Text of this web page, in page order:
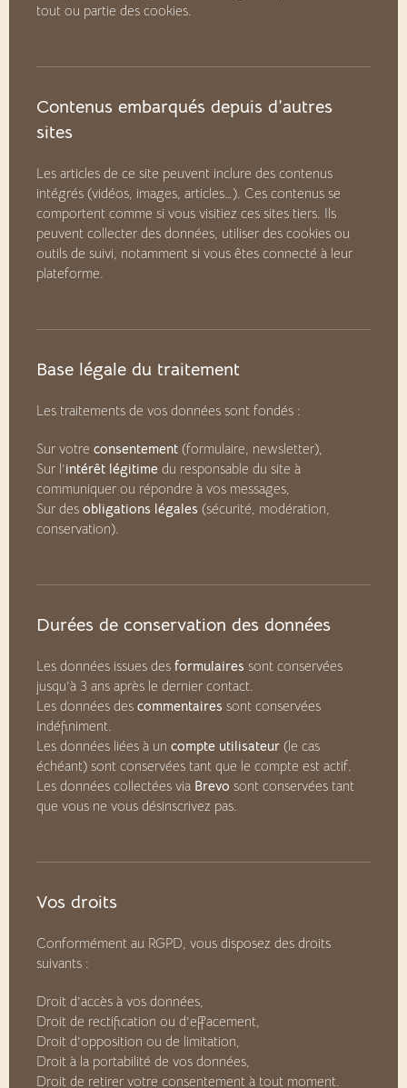
tout ou partie des cookies.
Contenus embarqués depuis d’autres
sites
Les articles de ce site peuvent inclure des contenus
intégrés (vidéos, images, articles…). Ces contenus se
comportent comme si vous visitiez ces sites tiers. Ils
peuvent collecter des données, utiliser des cookies ou
outils de suivi, notamment si vous êtes connecté à leur
plateforme.
Base légale du traitement
Les traitements de vos données sont fondés :
Sur votre consentement (formulaire, newsletter),
Sur l’intérêt légitime du responsable du site à
communiquer ou répondre à vos messages,
Sur des obligations légales (sécurité, modération,
conservation).
Durées de conservation des données
Les données issues des formulaires sont conservées
jusqu’à 3 ans après le dernier contact.
Les données des commentaires sont conservées
indéfiniment.
Les données liées à un compte utilisateur (le cas
échéant) sont conservées tant que le compte est actif.
Les données collectées via Brevo sont conservées tant
que vous ne vous désinscrivez pas.
Vos droits
Conformément au RGPD, vous disposez des droits
suivants :
Droit d’accès à vos données,
Droit de rectification ou d’effacement,
Droit d’opposition ou de limitation,
Droit à la portabilité de vos données,
Droit de retirer votre consentement à tout moment.